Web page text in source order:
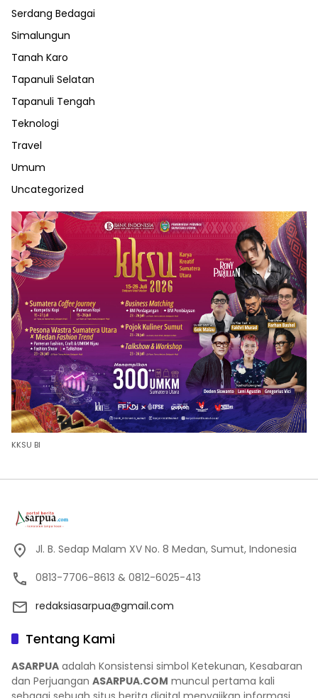
Serdang Bedagai
Simalungun
Tanah Karo
Tapanuli Selatan
Tapanuli Tengah
Teknologi
Travel
Umum
Uncategorized
KKSU BI
Jl. B. Sedap Malam XV No. 8 Medan, Sumut, Indonesia
0813-7706-8613 & 0812-6025-413
redaksiasarpua@gmail.com
Tentang Kami
ASARPUA adalah Konsistensi simbol Ketekunan, Kesabaran
dan Perjuangan ASARPUA.COM muncul pertama kali